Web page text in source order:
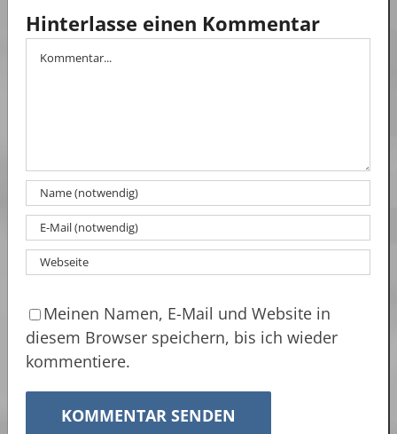
Hinterlasse einen Kommentar
Meinen Namen, E-Mail und Website in
diesem Browser speichern, bis ich wieder
kommentiere.